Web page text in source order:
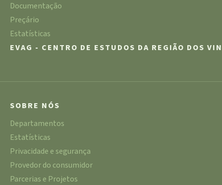
Documentação
Preçário
Estatísticas
EVAG - CENTRO DE ESTUDOS DA REGIÃO DOS
SOBRE NÓS
Departamentos
Estatísticas
Privacidade e segurança
Provedor do consumidor
Parcerias e Projetos